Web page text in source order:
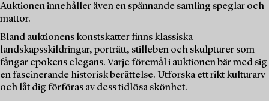
Auktionen innehåller även en spännande samling speglar och
mattor.
Bland auktionens konstskatter finns klassiska
landskapsskildringar, porträtt, stilleben och skulpturer som
fångar epokens elegans. Varje föremål i auktionen bär med sig
en fascinerande historisk berättelse. Utforska ett rikt kulturarv
och låt dig förföras av dess tidlösa skönhet.